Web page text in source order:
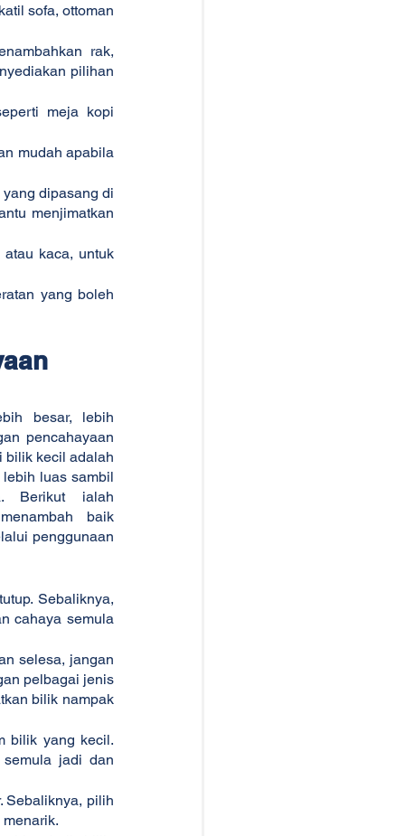
sofa, ottoman
rak,
pilihan
meja kopi
mudah apabila
dipasang di
menjimatkan
kaca, untuk
yang boleh
besar, lebih
pencahayaan
bilik kecil adalah
luas sambil
Berikut ialah
baik
penggunaan
Sebaliknya,
cahaya semula
selesa, jangan
pelbagai jenis
bilik nampak
bilik yang kecil.
semula jadi dan
Sebaliknya, pilih